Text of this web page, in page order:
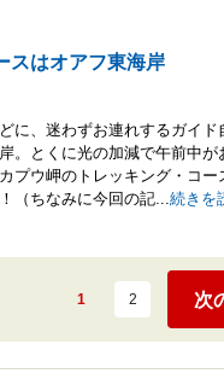
スはオアフ東海岸
に、迷わずお連れするガイ
。とくに光の加減で午前中が
プウ岬のトレッキング・コ
（ちなみに今回の記...続きを
1 2 次